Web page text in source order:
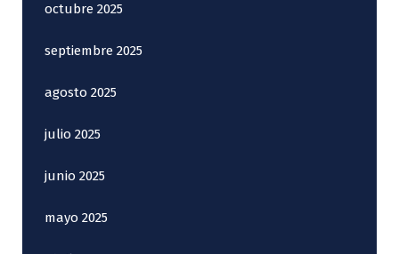
octubre 2025
septiembre 2025
agosto 2025
julio 2025
junio 2025
mayo 2025